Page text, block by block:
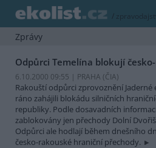
/
Zprávy
Odpůrci Temelína blokují
6.10.2000 09:55 | PRAHA (ČIA)
Rakouští odpůrci zprovoznění
ráno zahájili blokádu silničních
republiky. Podle dosavadních
zablokovány jen přechody Dolní
Odpůrci ale hodlají během dnešního
česko-rakouské hraniční přechody.